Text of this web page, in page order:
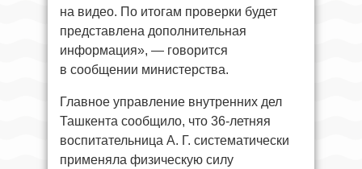
на видео. По итогам проверки будет
представлена дополнительная
информация», — говорится
в сообщении министерства.
Главное управление внутренних дел
Ташкента сообщило, что 36-летняя
воспитательница А. Г. систематически
применяла физическую силу